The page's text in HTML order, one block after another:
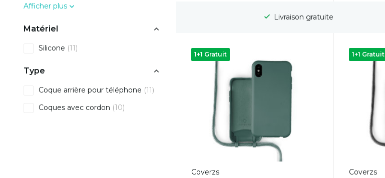
Afficher plus
Matériel
Silicone (11)
Type
Coque arrière pour téléphone (11)
Coques avec cordon (10)
Délai de rétractation de 100 jours
1+1 Gratuit
Coverzs
1+1 Gratuit
Coverzs